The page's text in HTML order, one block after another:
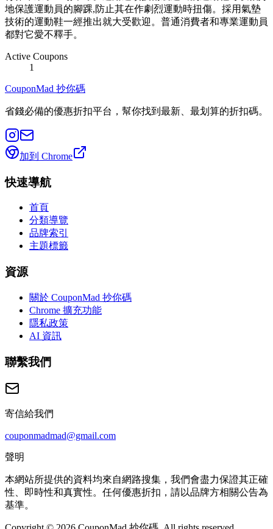
地保護運動員的腳踝,防止其在作劇烈運動時扭傷。採用氣墊
技術的運動鞋一經推出就大受歡迎。普通消費者和專業運動員
都對它愛不釋手。
Active Coupons
1
CouponMad 抄你碼
省錢必備的優惠折扣平台，幫你找到最新、最划算的折扣碼。
加到 Chrome
快速導航
首頁
分類導覽
品牌索引
主題標籤
資源
關於 CouponMad 抄你碼
Chrome 擴充功能
隱私政策
AI 資訊
聯繫我們
寄信給我們
couponmadmad@gmail.com
聲明
本網站所提供的資料均來自網路搜集，我們會盡力保證其正確
性、即時性和真實性。任何優惠折扣，請以品牌方相關公告為
基準。